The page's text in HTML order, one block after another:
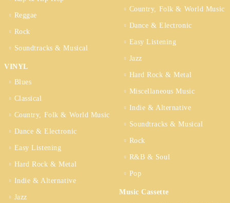
Reggae
Rock
Soundtracks & Musical
VINYL
Blues
Classical
Country, Folk & World Music
Dance & Electronic
Easy Listening
Hard Rock & Metal
Indie & Alternative
Jazz
Country, Folk & World Music
Dance & Electronic
Easy Listening
Jazz
Hard Rock & Metal
Miscellaneous Music
Indie & Alternative
Soundtracks & Musical
Rock
R&B & Soul
Pop
Music Cassette